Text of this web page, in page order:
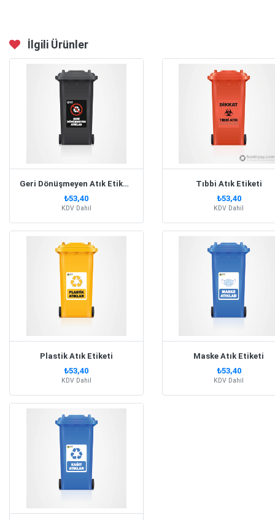
İlgili Ürünler
Geri Dönüşmeyen Atık Etiketi
₺53,40
KDV Dahil
Tıbbi Atık Etiketi
₺53,40
KDV Dahil
Plastik Atık Etiketi
₺53,40
KDV Dahil
Maske Atık Etiketi
₺53,40
KDV Dahil